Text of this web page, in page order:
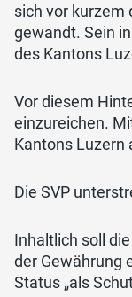
sich vor kurzem
gewandt. Sein
des Kantons
Vor diesem
einzureichen.
Kantons Luzern
Die SVP
Inhaltlich soll
der Gewährung
Status „als